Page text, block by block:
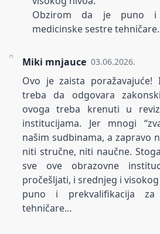
Obzirom da je puno i
medicinske sestre
Miki mnjauce 03.06.2026.
Ovo je zaista
treba da odgovara
ovoga treba krenuti u
institucijama. Jer mnogi
našim sudbinama, a zapravo
niti stručne, niti naučne.
sve ove obrazovne
pročešljati, i srednjeg i
puno i prekvalifikacija za
tehničare…